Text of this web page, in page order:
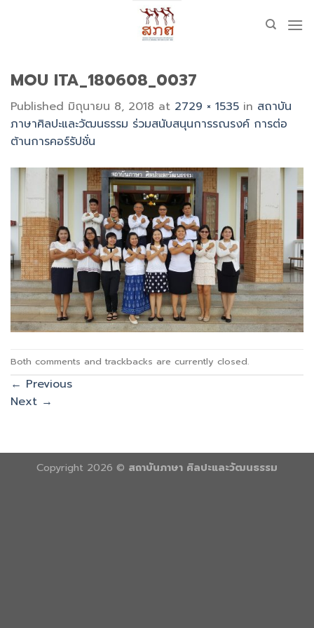
MOU ITA_180608_0037
Published มิถุนายน 8, 2018 at 2729 × 1535 in สถาบัน
ภาษาศิลปะและวัฒนธรรม ร่วมสนับสนุนการรณรงค์ การต่อ
ต้านการคอร์รัปชั่น
Both comments and trackbacks are currently closed.
← Previous
Next →
Copyright 2026 © สถาบันภาษา ศิลปะและวัฒนธรรม